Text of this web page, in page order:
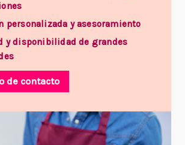
personalizada y asesoramiento
y disponibilidad de grandes
de contacto